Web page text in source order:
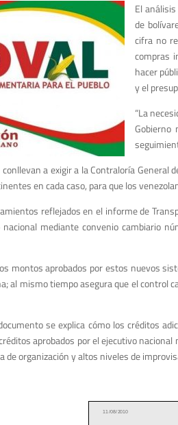
El
de
cifra no
compras
hacer
y el
“La
Gobierno
a exigir a la Contraloría General
en cada caso, para que los
reflejados en el informe de
nacional mediante convenio cambiario
montos aprobados por estos nuevos
al mismo tiempo asegura que el
se explica cómo los créditos
aprobados por el ejecutivo
organización y altos niveles de